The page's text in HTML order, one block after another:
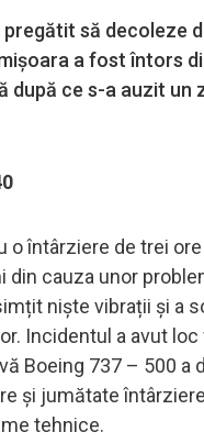
pregătit să decoleze
a fost întors
după ce s-a auzit un
o întârziere de trei
din cauza unor
niște vibrații și a
Incidentul a avut loc
Boeing 737 – 500 a
și jumătate
tehnice.